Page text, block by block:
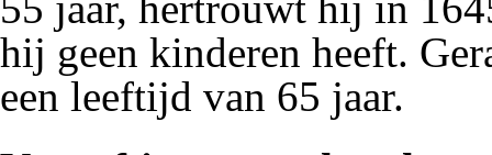
hij geen kinderen heeft.
een leeftijd van 65 jaar.